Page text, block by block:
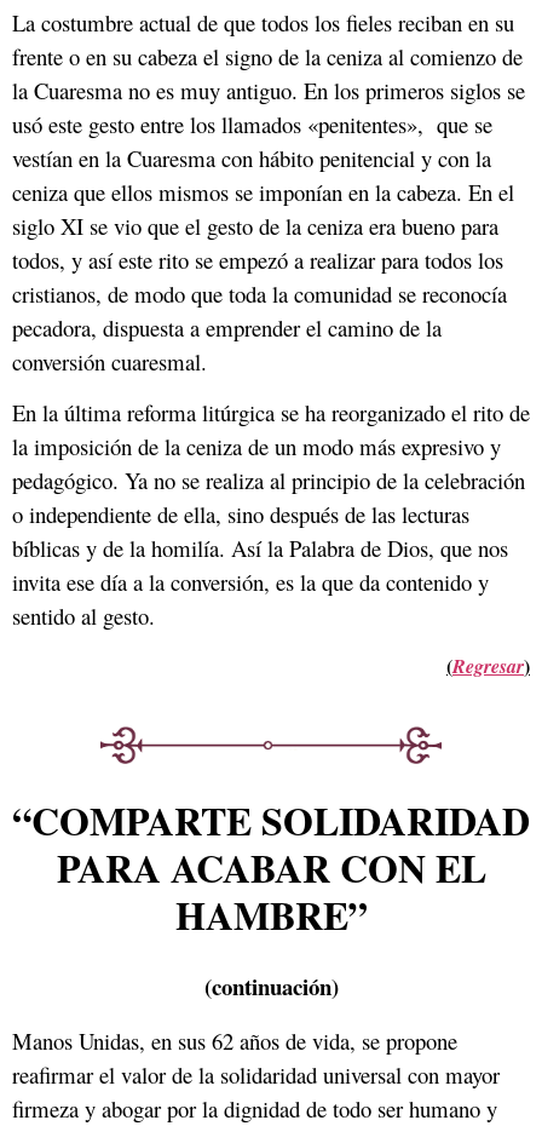
La costumbre actual de que todos los fieles reciban en su
frente o en su cabeza el signo de la ceniza al comienzo de
la Cuaresma no es muy antiguo. En los primeros siglos se
usó este gesto entre los llamados «penitentes», que se
vestían en la Cuaresma con hábito penitencial y con la
ceniza que ellos mismos se imponían en la cabeza. En el
siglo XI se vio que el gesto de la ceniza era bueno para
todos, y así este rito se empezó a realizar para todos los
cristianos, de modo que toda la comunidad se reconocía
pecadora, dispuesta a emprender el camino de la
conversión cuaresmal.
En la última reforma litúrgica se ha reorganizado el rito de
la imposición de la ceniza de un modo más expresivo y
pedagógico. Ya no se realiza al principio de la celebración
o independiente de ella, sino después de las lecturas
bíblicas y de la homilía. Así la Palabra de Dios, que nos
invita ese día a la conversión, es la que da contenido y
sentido al gesto.
(Regresar)
“COMPARTE SOLIDARIDAD
PARA ACABAR CON EL
HAMBRE”
(continuación)
Manos Unidas, en sus 62 años de vida, se propone
reafirmar el valor de la solidaridad universal con mayor
firmeza y abogar por la dignidad de todo ser humano y